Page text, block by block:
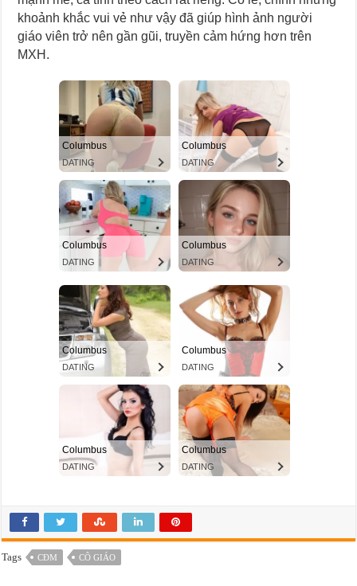
khoảnh khắc vui vẻ như vậy đã giúp hình ảnh người
giáo viên trở nên gần gũi, truyền cảm hứng hơn trên
MXH.
Tags CĐM CÔ GIÁO